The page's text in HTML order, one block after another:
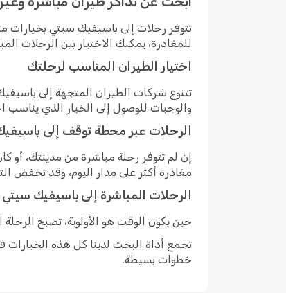
تتوفر رحلات إلى باسيفيك سيتي
للمغادرة، يمكنك الاختيار بين الرحلات
اختيار الطيران المناسب لرحلتك
تتنوع شركات الطيران المتجهة إلى
والوجبات للوصول إلى الخيار الذي يناسب
الرحلات عبر محطة توقف إلى
إن لم تتوفر رحلة مباشرة من مدينتك،
مغادرة أكثر على مدار اليوم، وقد تخفض
الرحلات المباشرة إلى باسيفيك سيتي
حين يكون الوقت هو الأولوية، تصبح
تجمع أداة البحث لدينا كل هذه
خطوات بسيطة.